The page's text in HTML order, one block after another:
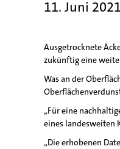
11. Juni 2021
Ausgetrocknete
zukünftig eine
Was an der
„Für eine
eines landesweiten
„Die erhobenen